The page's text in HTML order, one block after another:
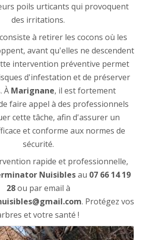
poils urticants qui provoquent
des irritations.
à retirer les cocons où les
avant qu'elles ne descendent
intervention préventive permet
d'infestation et de préserver
À Marignane, il est fortement
faire appel à des professionnels
cette tâche, afin d'assurer un
et conforme aux normes de
sécurité.
rapide et professionnelle,
Nuisiblesau 07 66 14 19
28ou par email à
. Protégez vos
et votre santé !